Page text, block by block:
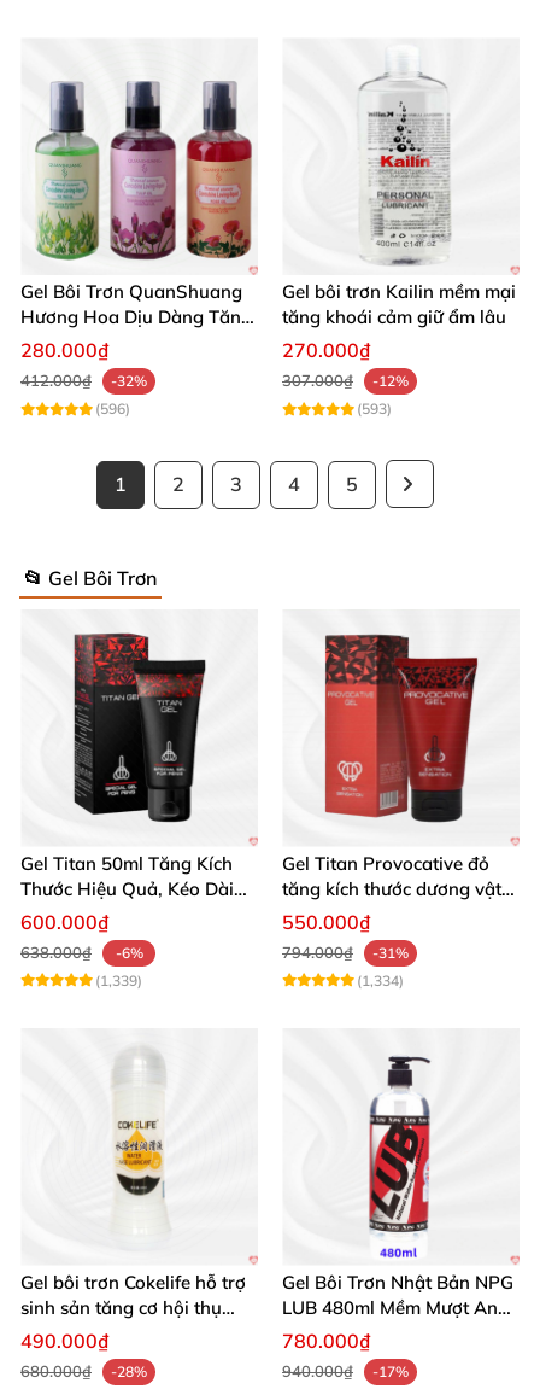
Gel Bôi Trơn QuanShuang
Hương Hoa Dịu Dàng Tăng
Khoái Cảm
280.000₫
412.000₫
-32%
(596)
Gel bôi trơn Kailin mềm mại
tăng khoái cảm giữ ẩm lâu
270.000₫
307.000₫
-12%
(593)
1 2 3 4 5
📂 Gel Bôi Trơn
Gel Titan 50ml Tăng Kích
Thước Hiệu Quả, Kéo Dài
Thời Gian
600.000₫
638.000₫
-6%
(1,339)
Gel Titan Provocative đỏ
tăng kích thước dương vật
chính hãng 50ml nam
550.000₫
794.000₫
-31%
(1,334)
Gel bôi trơn Cokelife hỗ trợ
sinh sản tăng cơ hội thụ
thai
490.000₫
680.000₫ -28%
Gel Bôi Trơn Nhật Bản NPG
LUB 480ml Mềm Mượt An
Toàn Giá Tốt
780.000₫
940.000₫ -17%